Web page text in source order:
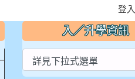
登入
入／升學資訊